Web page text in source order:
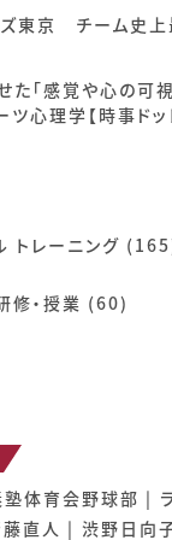
ズ東京 チーム史
た「感覚や心の可
心理学【時事ドッ
トレーニング
修・授業 (60)
体育会野球部
直人 渋野日向